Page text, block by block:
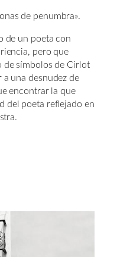
de penumbra».
de un poeta con
pero que
de símbolos de Cirlot
a una desnudez de
encontrar la que
del poeta reflejado en